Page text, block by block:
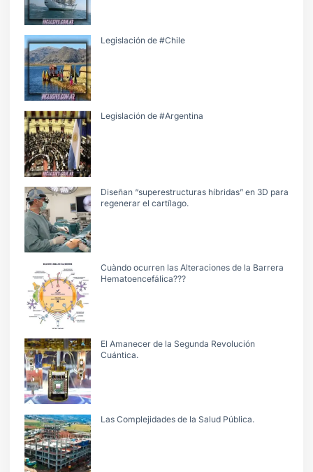
Legislación de #Chile
Legislación de #Argentina
Diseñan “superestructuras híbridas” en 3D para
regenerar el cartílago.
Cuàndo ocurren las Alteraciones de la Barrera
Hematoencefálica???
El Amanecer de la Segunda Revolución
Cuántica.
Las Complejidades de la Salud Pública.